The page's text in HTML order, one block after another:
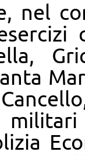
nel